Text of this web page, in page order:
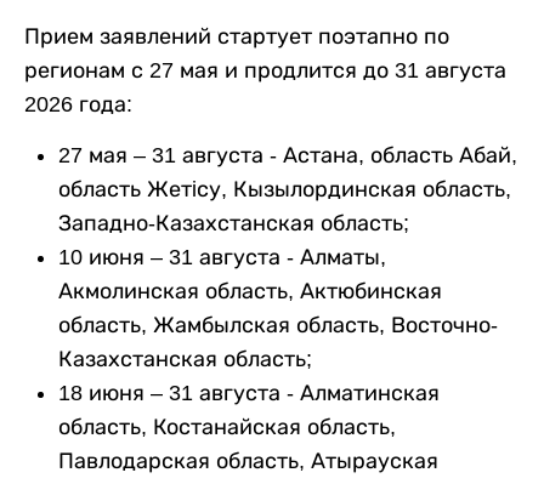
Прием заявлений стартует поэтапно по
регионам с 27 мая и продлится до 31 августа
2026 года:
27 мая – 31 августа - Астана, область Абай,
область Жетiсу, Кызылординская область,
Западно-Казахстанская область;
10 июня – 31 августа - Алматы,
Акмолинская область, Актюбинская
область, Жамбылская область, Восточно-
Казахстанская область;
18 июня – 31 августа - Алматинская
область, Костанайская область,
Павлодарская область, Атырауская